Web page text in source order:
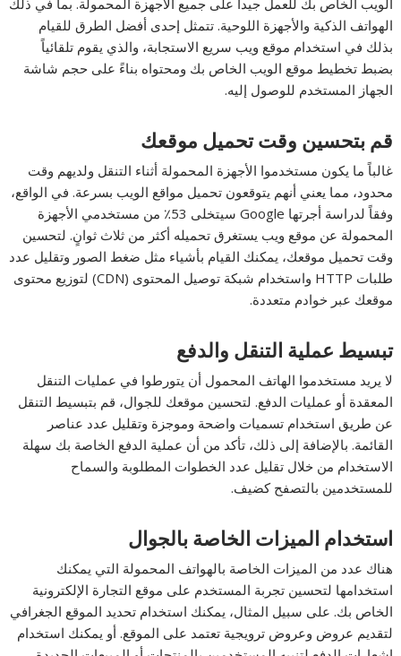
الويب الخاص بك للعمل جيداً على جميع الأجهزة المحمولة. بما في ذلك
الهواتف الذكية والأجهزة اللوحية. تتمثل إحدى أفضل الطرق للقيام
بذلك في استخدام موقع ويب سريع الاستجابة، والذي يقوم تلقائياً
بضبط تخطيط موقع الويب الخاص بك ومحتواه بناءً على حجم شاشة
الجهاز المستخدم للوصول إليه.
قم بتحسين وقت تحميل موقعك
غالباً ما يكون مستخدموا الأجهزة المحمولة أثناء التنقل ولديهم وقت
محدود، مما يعني أنهم يتوقعون تحميل مواقع الويب بسرعة. في الواقع،
وفقاً لدراسة أجرتها Google سيتخلى 53٪ من مستخدمي الأجهزة
المحمولة عن موقع ويب يستغرق تحميله أكثر من ثلاث ثوانٍ. لتحسين
وقت تحميل موقعك، يمكنك القيام بأشياء مثل ضغط الصور وتقليل عدد
طلبات HTTP واستخدام شبكة توصيل المحتوى (CDN) لتوزيع محتوى
موقعك عبر خوادم متعددة.
تبسيط عملية التنقل والدفع
لا يريد مستخدموا الهاتف المحمول أن يتورطوا في عمليات التنقل
المعقدة أو عمليات الدفع. لتحسين موقعك للجوال، قم بتبسيط التنقل
عن طريق استخدام تسميات واضحة وموجزة وتقليل عدد عناصر
القائمة. بالإضافة إلى ذلك، تأكد من أن عملية الدفع الخاصة بك سهلة
الاستخدام من خلال تقليل عدد الخطوات المطلوبة والسماح
للمستخدمين بالتصفح كضيف.
استخدام الميزات الخاصة بالجوال
هناك عدد من الميزات الخاصة بالهواتف المحمولة التي يمكنك
استخدامها لتحسين تجربة المستخدم على موقع التجارة الإلكترونية
الخاص بك. على سبيل المثال، يمكنك استخدام تحديد الموقع الجغرافي
لتقديم عروض وعروض ترويجية تعتمد على الموقع. أو يمكنك استخدام